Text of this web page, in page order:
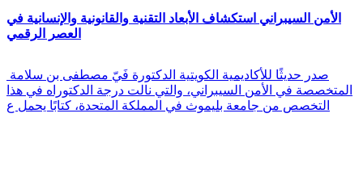
الأمن السيبراني استكشاف الأبعاد التقنية والقانونية والإنسانية في
العصر الرقمي
المتخصصة في الأمن السيبراني، والتي نالت درجة الدكتوراه في هذا
التخصص من جامعة بليموث في المملكة المتحدة، كتابًا يحمل ع